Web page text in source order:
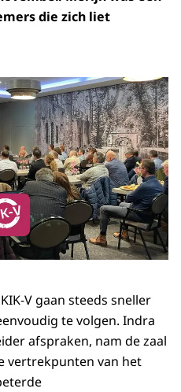
die zich liet
november
V gaan steeds sneller
te volgen. Indra
afspraken, nam de zaal
vertrekpunten van het